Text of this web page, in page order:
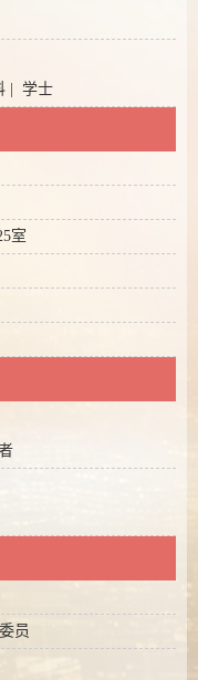
| 学士
室
员